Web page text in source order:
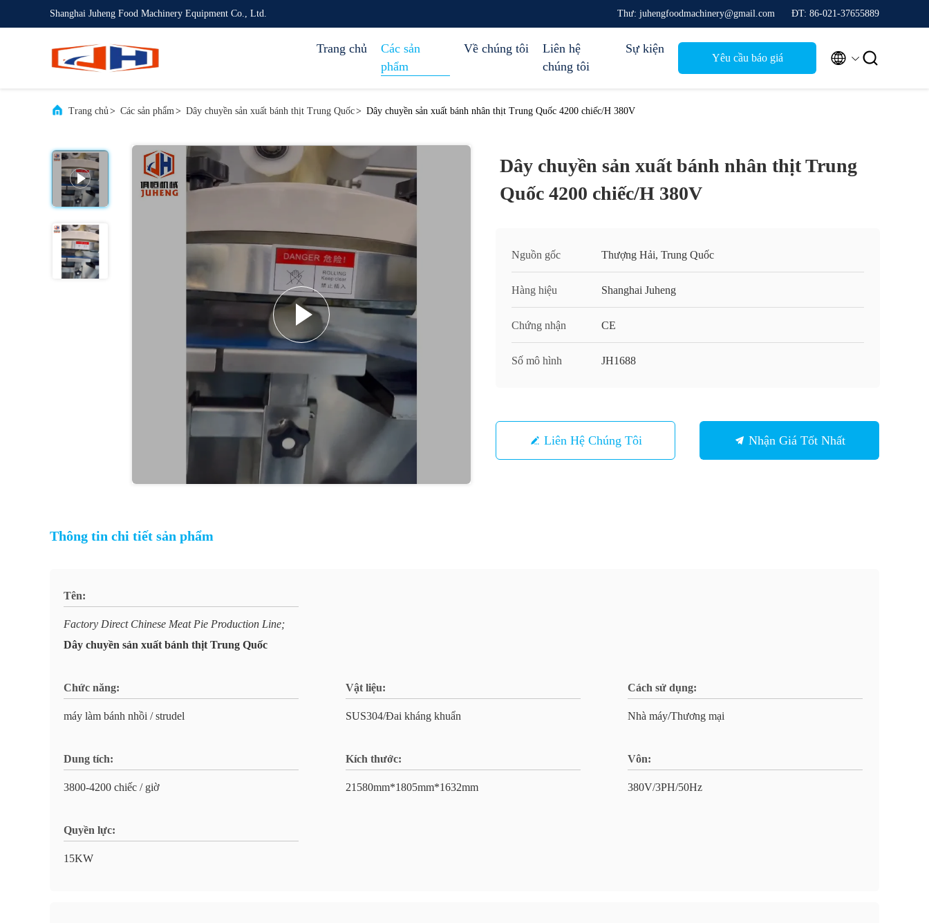
Shanghai Juheng Food Machinery Equipment Co., Ltd. Thư: juhengfoodmachinery@gmail.com ĐT: 86-021-37655889
Trang chủ
Các sản
phẩm
Về chúng tôi
Liên hệ
chúng tôi
Sự kiện
Yêu cầu báo giá  
Trang chủ> Các sản phẩm> Dây chuyền sản xuất bánh thịt Trung Quốc> Dây chuyền sản xuất bánh nhân thịt Trung Quốc 4200 chiếc/H 380V
Dây chuyền sản xuất bánh nhân thịt Trung
Quốc 4200 chiếc/H 380V
Nguồn gốc Thượng Hải, Trung Quốc
Hàng hiệu Shanghai Juheng
Chứng nhận CE
Số mô hình JH1688
Liên Hệ Chúng Tôi Nhận Giá Tốt Nhất
Thông tin chi tiết sản phẩm
Tên:
Factory Direct Chinese Meat Pie Production Line;
Dây chuyền sản xuất bánh thịt Trung Quốc
Chức năng:
máy làm bánh nhồi / strudel
Vật liệu:
SUS304/Đai kháng khuẩn
Cách sử dụng:
Nhà máy/Thương mại
Dung tích:
3800-4200 chiếc / giờ
Kích thước:
21580mm*1805mm*1632mm
Vôn:
380V/3PH/50Hz
Quyền lực:
15KW